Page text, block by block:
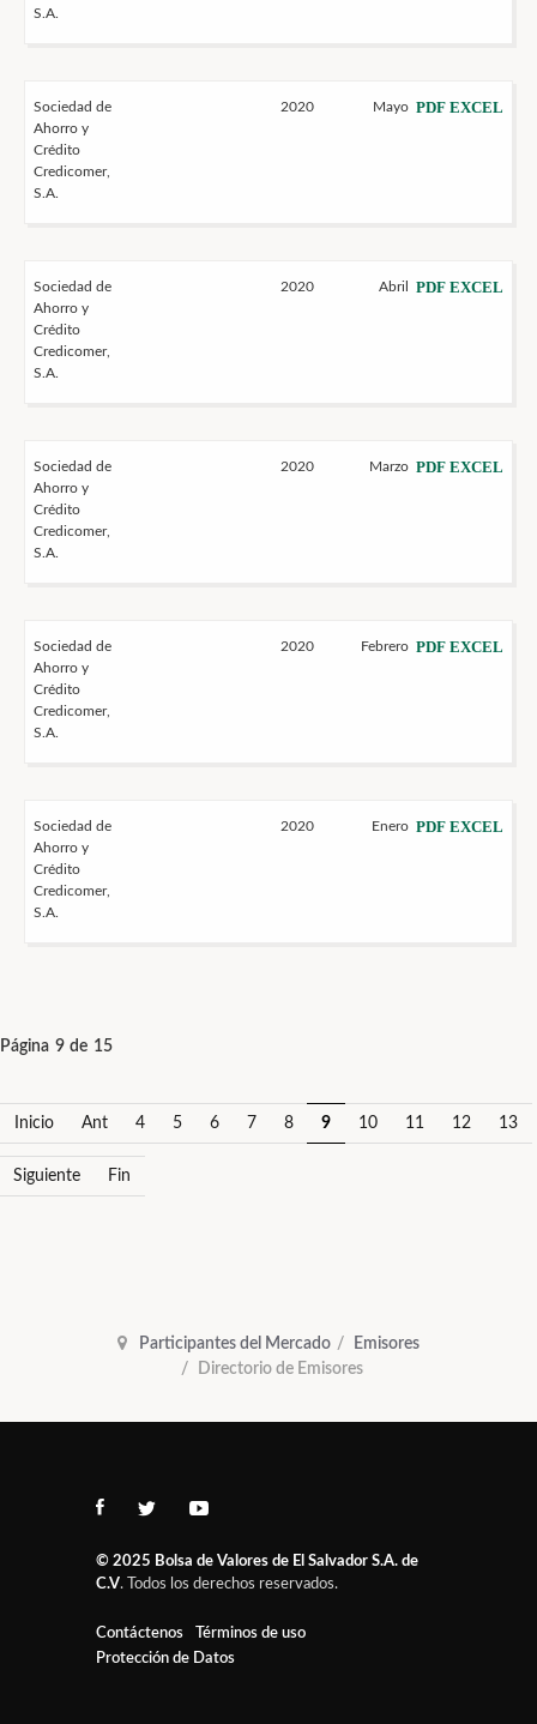
S.A.
Sociedad de
Ahorro y
Crédito
Credicomer,
S.A.
2020 Mayo PDF EXCEL
Sociedad de
Ahorro y
Crédito
Credicomer,
S.A.
2020 Abril PDF EXCEL
Sociedad de
Ahorro y
Crédito
Credicomer,
S.A.
2020 Marzo PDF EXCEL
Sociedad de
Ahorro y
Crédito
Credicomer,
S.A.
2020 Febrero PDF EXCEL
Sociedad de
Ahorro y
Crédito
Credicomer,
S.A.
2020 Enero PDF EXCEL
Página 9 de 15
Inicio Ant 4 5 6 7 8 9 10 11 12 13
Siguiente Fin
Participantes del Mercado
Emisores
Directorio de Emisores
© 2025 Bolsa de Valores de El Salvador S.A. de
C.V. Todos los derechos reservados.
Contáctenos
Términos de uso
Protección de Datos